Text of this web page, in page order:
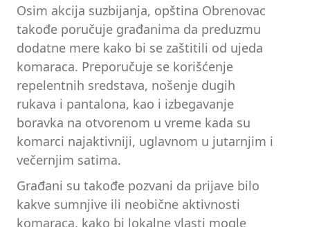
Osim akcija suzbijanja, opština Obrenovac
takođe poručuje građanima da preduzmu
dodatne mere kako bi se zaštitili od ujeda
komaraca. Preporučuje se korišćenje
repelentnih sredstava, nošenje dugih
rukava i pantalona, kao i izbegavanje
boravka na otvorenom u vreme kada su
komarci najaktivniji, uglavnom u jutarnjim i
večernjim satima.
Građani su takođe pozvani da prijave bilo
kakve sumnjive ili neobične aktivnosti
komaraca, kako bi lokalne vlasti mogle